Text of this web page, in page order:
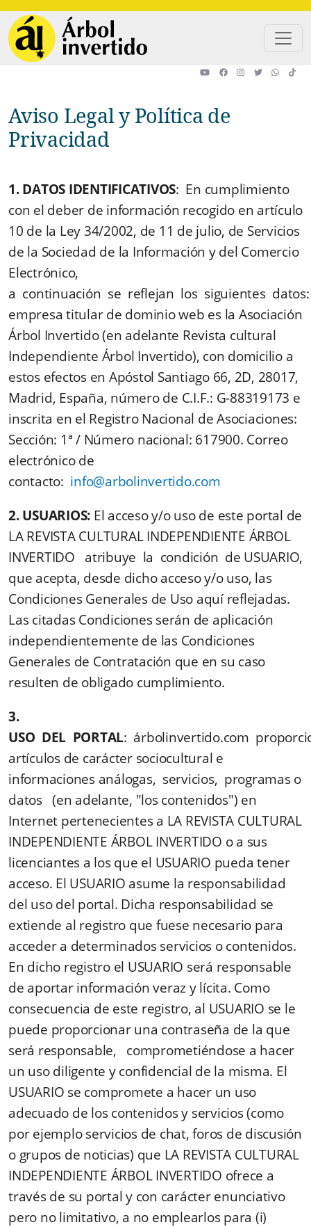
Aviso Legal y Política de
Privacidad
1. DATOS IDENTIFICATIVOS: En cumplimiento
con el deber de información recogido en artículo
10 de la Ley 34/2002, de 11 de julio, de Servicios
de la Sociedad de la Información y del Comercio
Electrónico,
a continuación se reflejan los siguientes
empresa titular de dominio web es la Asociación
Árbol Invertido (en adelante Revista cultural
Independiente Árbol Invertido), con domicilio a
estos efectos en Apóstol Santiago 66, 2D, 28017,
Madrid, España, número de C.I.F.: G-88319173 e
inscrita en el Registro Nacional de Asociaciones:
Sección: 1ª / Número nacional: 617900. Correo
electrónico de
contacto: info@arbolinvertido.com
2. USUARIOS: El acceso y/o uso de este portal de
LA REVISTA CULTURAL INDEPENDIENTE ÁRBOL
INVERTIDO atribuye la condición de USUARIO,
que acepta, desde dicho acceso y/o uso, las
Condiciones Generales de Uso aquí reflejadas.
Las citadas Condiciones serán de aplicación
independientemente de las Condiciones
Generales de Contratación que en su caso
resulten de obligado cumplimiento.
3.
USO DEL PORTAL: árbolinvertido.com
artículos de carácter sociocultural e
informaciones análogas, servicios, programas o
datos (en adelante, "los contenidos") en
Internet pertenecientes a LA REVISTA CULTURAL
INDEPENDIENTE ÁRBOL INVERTIDO o a sus
licenciantes a los que el USUARIO pueda tener
acceso. El USUARIO asume la responsabilidad
del uso del portal. Dicha responsabilidad se
extiende al registro que fuese necesario para
acceder a determinados servicios o contenidos.
En dicho registro el USUARIO será responsable
de aportar información veraz y lícita. Como
consecuencia de este registro, al USUARIO se le
puede proporcionar una contraseña de la que
será responsable, comprometiéndose a hacer
un uso diligente y confidencial de la misma. El
USUARIO se compromete a hacer un uso
adecuado de los contenidos y servicios (como
por ejemplo servicios de chat, foros de discusión
o grupos de noticias) que LA REVISTA CULTURAL
INDEPENDIENTE ÁRBOL INVERTIDO ofrece a
través de su portal y con carácter enunciativo
pero no limitativo, a no emplearlos para (i)